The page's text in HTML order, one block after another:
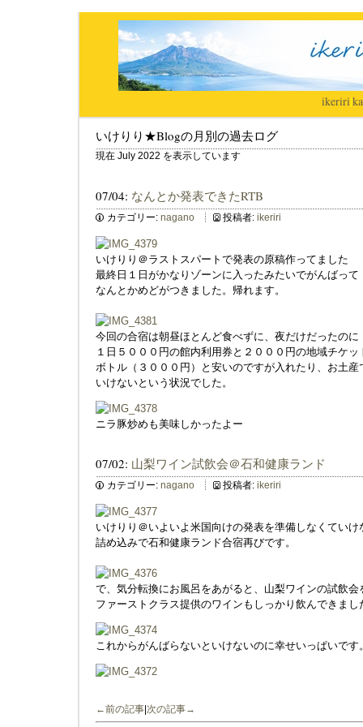
ikeriri|
いけりり★Blogの月別の過去ログ
現在 July 2022 を表示しています
07/04: なんとか発表できたRTB
カテゴリー: nagano 投稿者: ikeriri
いけりり＠ラストスパートで発表の原稿作ってました
最終日１日がかなりゾーンに入ったみたいでがんばって
なんとかめどがつきました。帰れます。
今回の合宿は朝昼ほとんど食べずに、夜だけだったのに
１日５０００円の館内利用券と２０００円の地域チケ
ボトル（３０００円）と安いのですが入れたり、お土産
いけないという状況でした。
ニラ豚炒めも美味しかったよー
07/02: 山梨ワイン試飲会＠石和健康ランド
カテゴリー: nagano 投稿者: ikeriri
いけりり＠いよいよ米国向けの発表を準備しなくていけ
詰め込みで石和健康ランド合宿再びです。
で、気分転換にお風呂をあがると、山梨ワインの試飲
ファーストクラス提供のワインもしっかり飲んできまし
これからがんばらないといけないのに幸せいっぱいです
←前の記事 次の記事→